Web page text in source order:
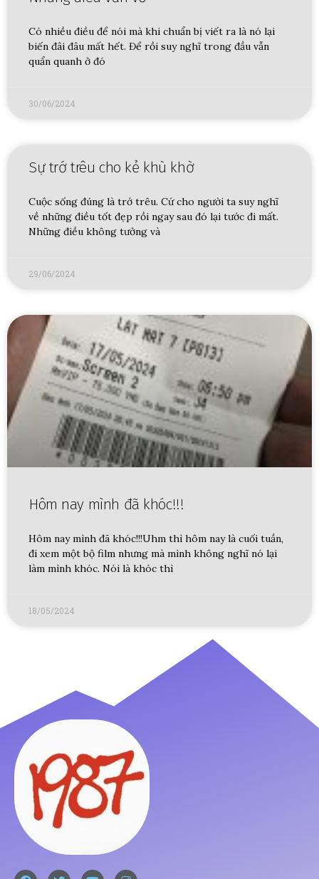
Có nhiều điều để nói mà khi chuẩn bị viết ra là nó lại
biến đâi đâu mất hết. Để rồi suy nghĩ trong đầu vẫn
quẩn quanh ở đó
30/06/2024
Sự trớ trêu cho kẻ khù khờ
Cuộc sống đúng là trớ trêu. Cứ cho người ta suy nghĩ
về những điều tốt đẹp rồi ngay sau đó lại tước đi mất.
Những điều không tưởng và
29/06/2024
Hôm nay mình đã khóc!!!
Hôm nay mình đã khóc!!!Uhm thì hôm nay là cuối tuần,
đi xem một bộ film nhưng mà mình không nghĩ nó lại
làm mình khóc. Nói là khóc thì
18/05/2024